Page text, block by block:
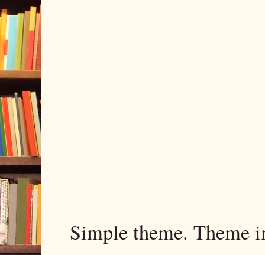
Simple theme. Theme